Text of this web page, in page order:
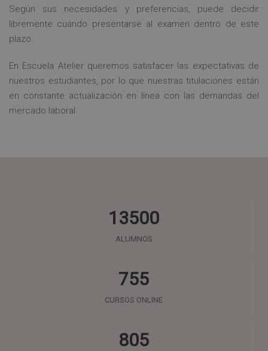
Según sus necesidades y preferencias, puede decidir
libremente cuándo presentarse al examen dentro de este
plazo.
En Escuela Atelier queremos satisfacer las expectativas de
nuestros estudiantes, por lo que nuestras titulaciones están
en constante actualización en línea con las demandas del
mercado laboral.
13500
ALUMNOS
755
CURSOS ONLINE
805